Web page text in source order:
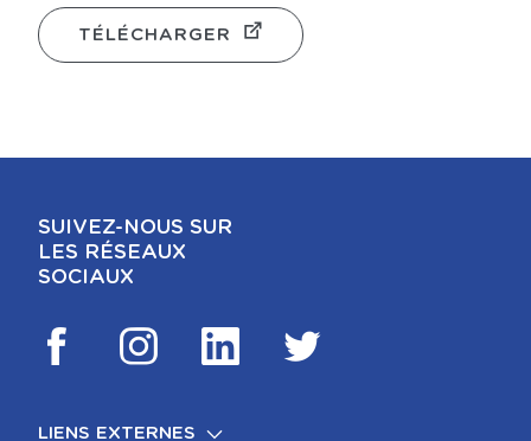
TÉLÉCHARGER
SUIVEZ-NOUS SUR
LES RÉSEAUX
SOCIAUX
LIENS EXTERNES